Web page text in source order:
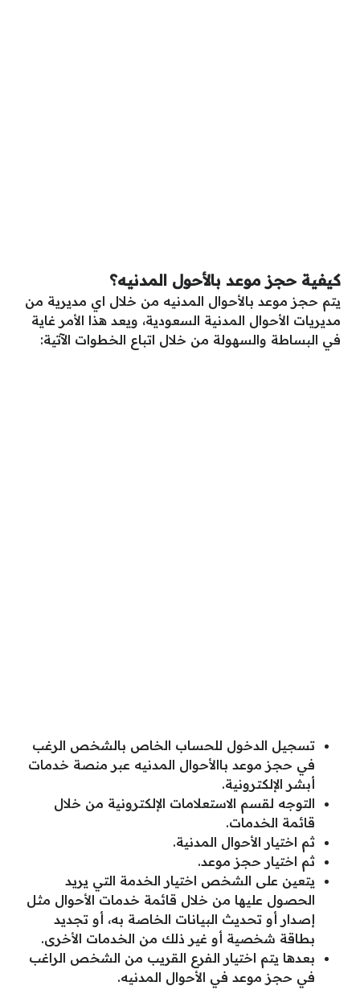
كيفية حجز موعد بالأحول المدنيه؟
يتم حجز موعد بالأحوال المدنيه من خلال اي مديرية من
مديريات الأحوال المدنية السعودية، ويعد هذا الأمر غاية
في البساطة والسهولة من خلال اتباع الخطوات الآتية:
تسجيل الدخول للحساب الخاص بالشخص الرغب
في حجز موعد باالأحوال المدنيه عبر منصة خدمات
أبشر الإلكترونية.
التوجه لقسم الاستعلامات الإلكترونية من خلال
قائمة الخدمات.
ثم اختيار الأحوال المدنية.
ثم اختيار حجز موعد.
يتعين على الشخص اختيار الخدمة التي يريد
الحصول عليها من خلال قائمة خدمات الأحوال مثل
إصدار أو تحديث البيانات الخاصة به، أو تجديد
بطاقة شخصية أو غير ذلك من الخدمات الأخرى.
بعدها يتم اختيار الفرع القريب من الشخص الراغب
في حجز موعد في الأحوال المدنيه.